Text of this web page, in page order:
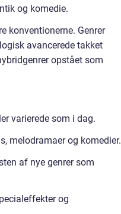
og komedie.
konventionerne. Genrer
avancerede takket
opstået som
varierede som i dag.
melodramaer og komedier.
af nye genrer som
og